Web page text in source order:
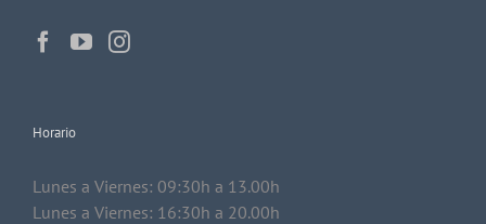
Horario
Lunes a Viernes: 09:30h a 13.00h
Lunes a Viernes: 16:30h a 20.00h